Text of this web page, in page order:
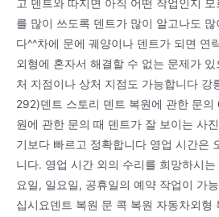
고 덴트와 따지면 아직 어떤 작업인지
를 많이 쓰도록 덴트가 많이 알고나도
다^^차에 문에 궤양이나 덴트가 되면 연
외형에 혼자서 해결할 수 없는 문제가
처 지점이나 상처 지점도 가능합니다 강
292)덴트 스토리 덴트 복원에 관한 문
원에 관한 문의 때 덴트가 잘 보이는 사
기보다 빠르고 정확합니다 영업 시간은
니다. 영업 시간 외의 수리를 희망하시
요일, 일요일, 공휴일의 예약 작업이 가
십시요덴트 복원 문 콕 복원 자동차외형